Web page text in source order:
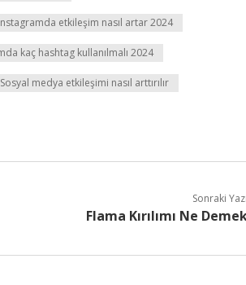
etkileşim nasıl artar 2024
kaç hashtag kullanılmalı 2024
Sosyal medya etkileşimi nasıl arttırılır
Sonraki
Flama Kırılımı Ne